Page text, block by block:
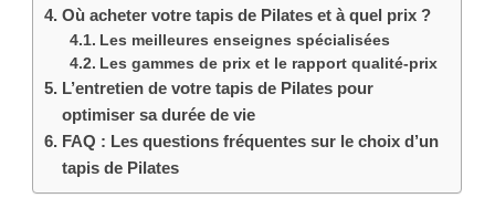
Où acheter votre tapis de Pilates et à quel prix ?
Les meilleures enseignes spécialisées
Les gammes de prix et le rapport qualité-prix
L’entretien de votre tapis de Pilates pour
optimiser sa durée de vie
FAQ : Les questions fréquentes sur le choix d’un
tapis de Pilates